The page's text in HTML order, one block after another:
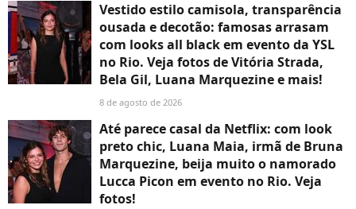
Vestido estilo camisola, transparência
ousada e decotão: famosas arrasam
com looks all black em evento da YSL
no Rio. Veja fotos de Vitória Strada,
Bela Gil, Luana Marquezine e mais!
8 de agosto de 2026
Até parece casal da Netflix: com look
preto chic, Luana Maia, irmã de Bruna
Marquezine, beija muito o namorado
Lucca Picon em evento no Rio. Veja
fotos!